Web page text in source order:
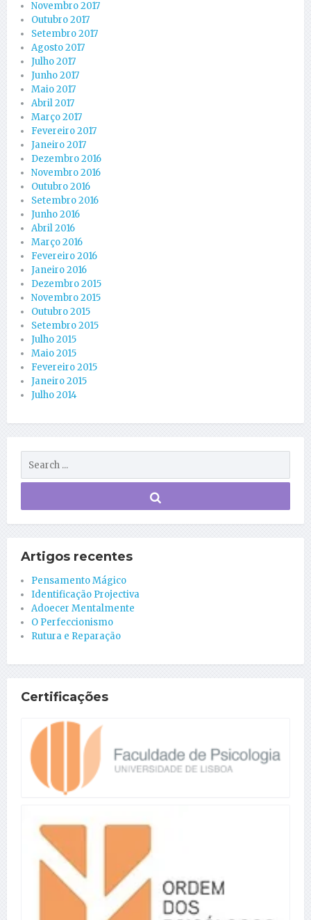
Novembro 2017
Outubro 2017
Setembro 2017
Agosto 2017
Julho 2017
Junho 2017
Maio 2017
Abril 2017
Março 2017
Fevereiro 2017
Janeiro 2017
Dezembro 2016
Novembro 2016
Outubro 2016
Setembro 2016
Junho 2016
Abril 2016
Março 2016
Fevereiro 2016
Janeiro 2016
Dezembro 2015
Novembro 2015
Outubro 2015
Setembro 2015
Julho 2015
Maio 2015
Fevereiro 2015
Janeiro 2015
Julho 2014
Artigos recentes
Pensamento Mágico
Identificação Projectiva
Adoecer Mentalmente
O Perfeccionismo
Rutura e Reparação
Certificações